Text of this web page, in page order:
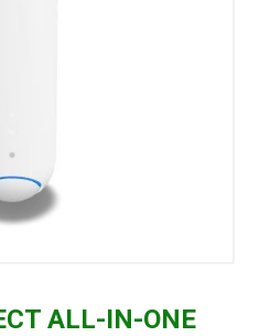
ALL-IN-ONE